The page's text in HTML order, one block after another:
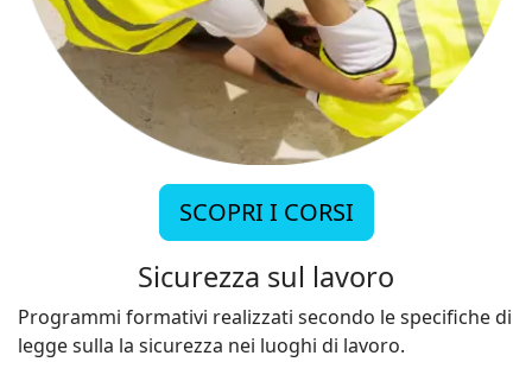
SCOPRI I CORSI
Sicurezza sul lavoro
Programmi formativi realizzati secondo le specifiche di
legge sulla la sicurezza nei luoghi di lavoro.